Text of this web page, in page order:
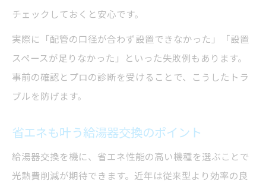
チェックしておくと安心です。
実際に「配管の口径が合わず設置できなかった」「設置
スペースが足りなかった」といった失敗例もあります。
事前の確認とプロの診断を受けることで、こうしたトラ
ブルを防げます。
省エネも叶う給湯器交換のポイント
給湯器交換を機に、省エネ性能の高い機種を選ぶことで
光熱費削減が期待できます。近年は従来型より効率の良